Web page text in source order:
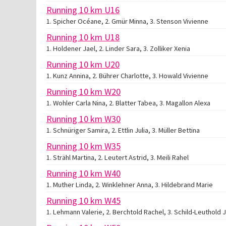
Running 10 km U16
1. Spicher Océane, 2. Gmür Minna, 3. Stenson Vivienne
Running 10 km U18
1. Holdener Jael, 2. Linder Sara, 3. Zolliker Xenia
Running 10 km U20
1. Kunz Annina, 2. Bührer Charlotte, 3. Howald Vivienne
Running 10 km W20
1. Wohler Carla Nina, 2. Blatter Tabea, 3. Magallon Alexa
Running 10 km W30
1. Schnüriger Samira, 2. Ettlin Julia, 3. Müller Bettina
Running 10 km W35
1. Strähl Martina, 2. Leutert Astrid, 3. Meili Rahel
Running 10 km W40
1. Muther Linda, 2. Winklehner Anna, 3. Hildebrand Marie
Running 10 km W45
1. Lehmann Valerie, 2. Berchtold Rachel, 3. Schild-Leuthold